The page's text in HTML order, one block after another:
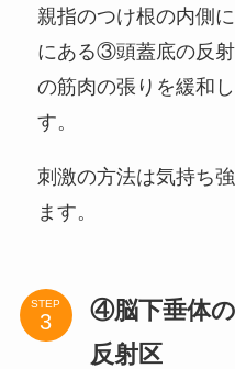
親指のつけ根の内側
にある③頭蓋底の反
の筋肉の張りを緩和
す。
刺激の方法は気持ち
ます。
STEP
④脳下垂体
反射区